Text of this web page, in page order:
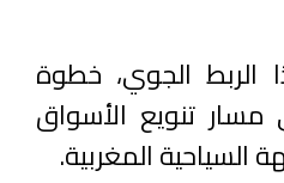
الربط الجوي، خطوة
مسار تنويع الأسواق
المغربية.